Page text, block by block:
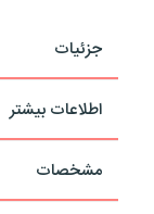
جزئیات
اطلاعات بیشتر
مشخصات